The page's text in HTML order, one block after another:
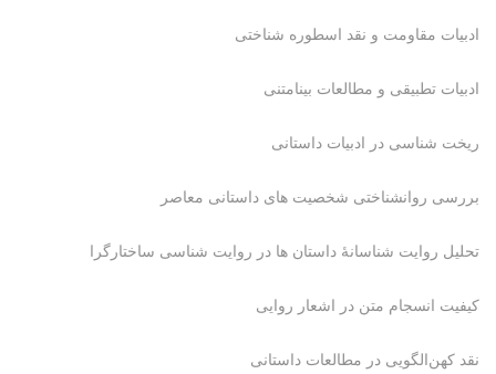
ادبیات مقاومت و نقد اسطوره شناختی
ادبیات تطبیقی و مطالعات بینامتنی
ریخت شناسی در ادبیات داستانی
بررسی روانشناختی شخصیت های داستانی معاصر
تحلیل روایت شناسانۀ داستان ها در روایت شناسی ساختارگرا
کیفیت انسجام متن در اشعار روایی
نقد کهن‌الگویی در مطالعات داستانی